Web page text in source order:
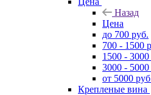
Назад
Цена
до 700 руб.
700 - 1500
1500 - 3000
3000 - 5000
от 5000
Крепленые вина